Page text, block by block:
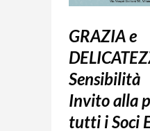
GRAZIA e
Sensibilità
Invito alla
tutti i Soci